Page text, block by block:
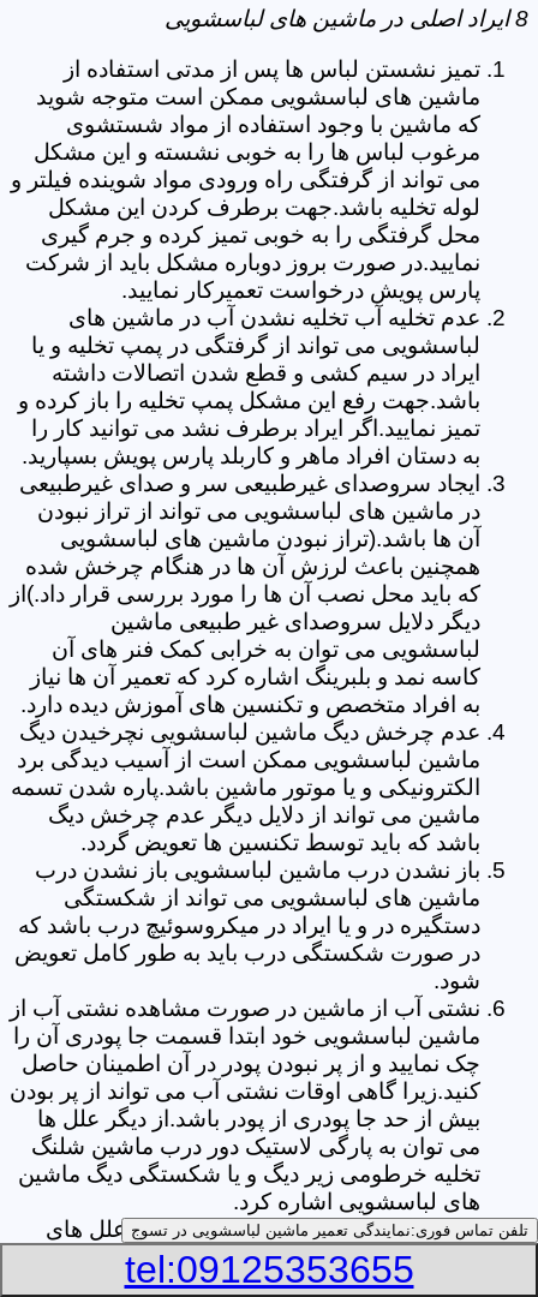
8 ایراد اصلی در ماشین های لباسشویی
تمیز نشستن لباس ها پس از مدتی استفاده از
ماشین های لباسشویی ممکن است متوجه شوید
که ماشین با وجود استفاده از مواد شستشوی
مرغوب لباس ها را به خوبی نشسته و این مشکل
می تواند از گرفتگی راه ورودی مواد شوینده فیلتر و
لوله تخلیه باشد.جهت برطرف کردن این مشکل
محل گرفتگی را به خوبی تمیز کرده و جرم گیری
نمایید.در صورت بروز دوباره مشکل باید از شرکت
پارس پویش درخواست تعمیرکار نمایید.
عدم تخلیه آب تخلیه نشدن آب در ماشین های
لباسشویی می تواند از گرفتگی در پمپ تخلیه و یا
ایراد در سیم کشی و قطع شدن اتصالات داشته
باشد.جهت رفع این مشکل پمپ تخلیه را باز کرده و
تمیز نمایید.اگر ایراد برطرف نشد می توانید کار را
به دستان افراد ماهر و کاربلد پارس پویش بسپارید.
ایجاد سروصدای غیرطبیعی سر و صدای غیرطبیعی
در ماشین های لباسشویی می تواند از تراز نبودن
آن ها باشد.(تراز نبودن ماشین های لباسشویی
همچنین باعث لرزش آن ها در هنگام چرخش شده
که باید محل نصب آن ها را مورد بررسی قرار داد.)از
دیگر دلایل سروصدای غیر طبیعی ماشین
لباسشویی می توان به خرابی کمک فنر های آن
کاسه نمد و بلبرینگ اشاره کرد که تعمیر آن ها نیاز
به افراد متخصص و تکنسین های آموزش دیده دارد.
عدم چرخش دیگ ماشین لباسشویی نچرخیدن دیگ
ماشین لباسشویی ممکن است از آسیب دیدگی برد
الکترونیکی و یا موتور ماشین باشد.پاره شدن تسمه
ماشین می تواند از دلایل دیگر عدم چرخش دیگ
باشد که باید توسط تکنسین ها تعویض گردد.
باز نشدن درب ماشین لباسشویی باز نشدن درب
ماشین های لباسشویی می تواند از شکستگی
دستگیره در و یا ایراد در میکروسوئیچ درب باشد که
در صورت شکستگی درب باید به طور کامل تعویض
شود.
نشتی آب از ماشین در صورت مشاهده نشتی آب از
ماشین لباسشویی خود ابتدا قسمت جا پودری آن را
چک نمایید و از پر نبودن پودر در آن اطمینان حاصل
کنید.زیرا گاهی اوقات نشتی آب می تواند از پر بودن
بیش از حد جا پودری از پودر باشد.از دیگر علل ها
می توان به پارگی لاستیک دور درب ماشین شلنگ
تخلیه خرطومی زیر دیگ و یا شکستگی دیگ ماشین
های لباسشویی اشاره کرد.
خشک نکردن لباس ها یکی از بیشترین علل های
خشک نکردن لباس ها توسط ماشین های
لباسشویی پر کردن دیگ آن ها بیش از حد ظرفیت
تلفن تماس فوری:نمایندگی تعمیر ماشین لباسشویی در تسوج
tel:09125353655